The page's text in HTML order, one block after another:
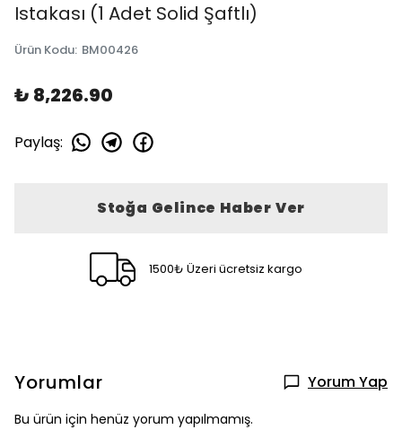
Istakası (1 Adet Solid Şaftlı)
Ürün Kodu: BM00426
₺ 8,226.90
Paylaş:
Stoğa Gelince Haber Ver
1500₺ Üzeri ücretsiz kargo
Yorumlar Yorum Yap
Bu ürün için henüz yorum yapılmamış.